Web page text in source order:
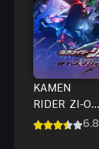
KAMEN
RIDER ZI-O
NEXT TIME6.8